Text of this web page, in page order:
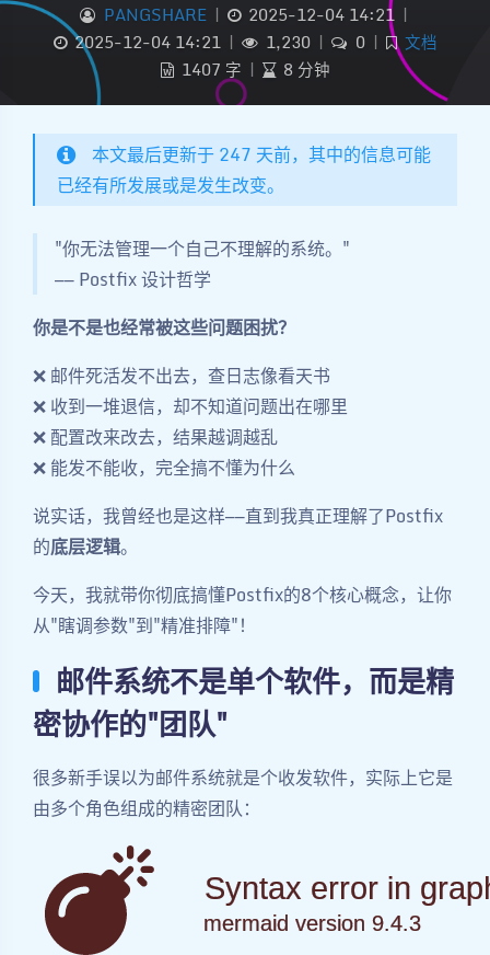
PANGSHARE | 2025-12-04 14:21 |
2025-12-04 14:21 | 1,230 | 0 |
文档
1407 字 | 8 分钟
本文最后更新于 247 天前，其中的信息可能
已经有所发展或是发生改变。
"你无法管理一个自己不理解的系统。"
—— Postfix 设计哲学
你是不是也经常被这些问题困扰？
❌ 邮件死活发不出去，查日志像看天书
❌ 收到一堆退信，却不知道问题出在哪里
❌ 配置改来改去，结果越调越乱
❌ 能发不能收，完全搞不懂为什么
说实话，我曾经也是这样——直到我真正理解了Postfix
的底层逻辑。
今天，我就带你彻底搞懂Postfix的8个核心概念，让你
从"瞎调参数"到"精准排障"！
邮件系统不是单个软件，而是精
密协作的"团队"
很多新手误以为邮件系统就是个收发软件，实际上它是
由多个角色组成的精密团队：
Syntax error in
mermaid version 9.4.3